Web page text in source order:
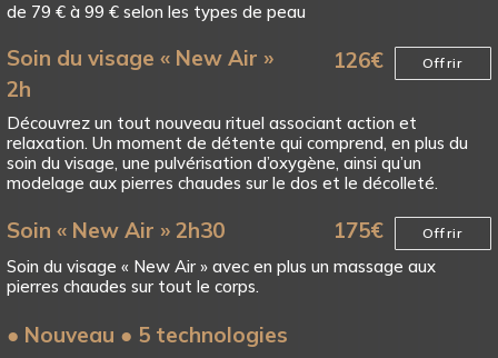
de 79 € à 99 € selon les types de peau
Soin du visage « New Air »
2h
126€ Offrir
Découvrez un tout nouveau rituel associant action et
relaxation. Un moment de détente qui comprend, en plus du
soin du visage, une pulvérisation d’oxygène, ainsi qu’un
modelage aux pierres chaudes sur le dos et le décolleté.
Soin « New Air » 2h30 175€ Offrir
Soin du visage « New Air » avec en plus un massage aux
pierres chaudes sur tout le corps.
● Nouveau ● 5 technologies